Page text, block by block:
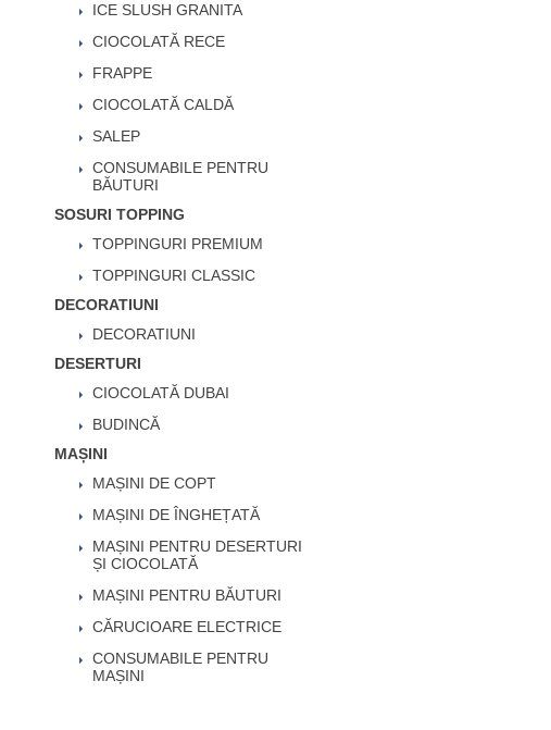
ICE SLUSH GRANITA
CIOCOLATĂ RECE
FRAPPE
CIOCOLATĂ CALDĂ
SALEP
CONSUMABILE PENTRU
BĂUTURI
SOSURI TOPPING
TOPPINGURI PREMIUM
TOPPINGURI CLASSIC
DECORATIUNI
DECORATIUNI
DESERTURI
CIOCOLATĂ DUBAI
BUDINCĂ
MAȘINI
MAȘINI DE COPT
MAȘINI DE ÎNGHEȚATĂ
MAȘINI PENTRU DESERTURI
ȘI CIOCOLATĂ
MAȘINI PENTRU BĂUTURI
CĂRUCIOARE ELECTRICE
CONSUMABILE PENTRU
MAȘINI